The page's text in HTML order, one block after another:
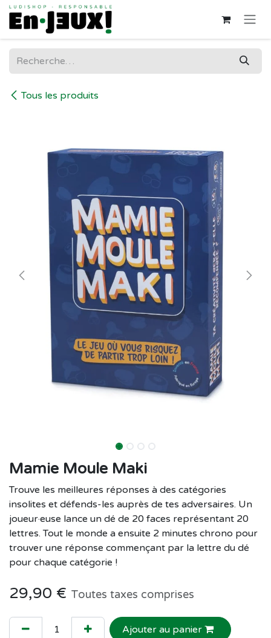
Se rendre au contenu
Tous les produits
Mamie Moule Maki
Trouve les meilleures réponses à des catégories
insolites et défends-les auprès de tes adversaires. Un
joueur·euse lance un dé de 20 faces représentant 20
lettres. Tout le monde a ensuite 2 minutes chrono pour
trouver une réponse commençant par la lettre du dé
pour chaque catégorie !
29,90 € Toutes taxes comprises
Ajouter au panier